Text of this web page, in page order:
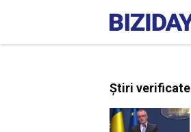
Știri verificate